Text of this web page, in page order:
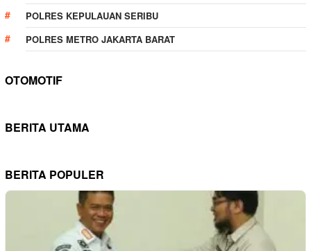
POLRES KEPULAUAN SERIBU
POLRES METRO JAKARTA BARAT
OTOMOTIF
BERITA UTAMA
BERITA POPULER